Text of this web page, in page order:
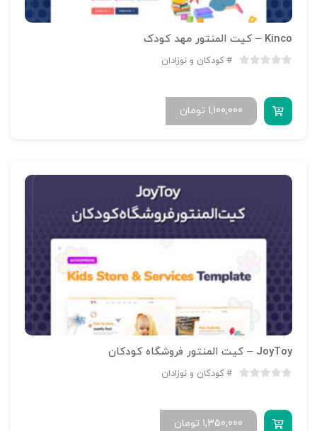
Kinco – کیت المنتور مهد کودک
کودکان و نوزادان
تومان 1,100,000
JoyToy – کیت المنتور فروشگاه کودکان
کودکان و نوزادان
تومان 1,350,000